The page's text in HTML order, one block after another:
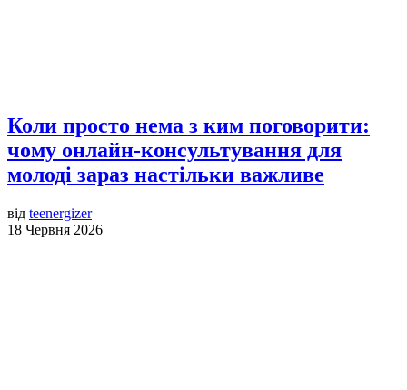
Коли просто нема з ким поговорити:
чому онлайн-консультування для
молоді зараз настільки важливе
від teenergizer
18 Червня 2026